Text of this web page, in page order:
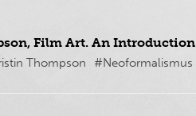
Film Art. An Introduction
Thompson #Neoformalismus